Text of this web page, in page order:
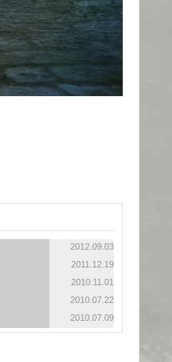
2012.09.03
2011.12.19
2010.11.01
2010.07.22
2010.07.09